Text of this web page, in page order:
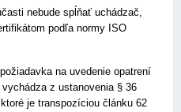
nebude spĺňať uchádzač,
podľa normy ISO
na uvedenie opatrení
z ustanovenia § 36
je transpozíciou článku 62